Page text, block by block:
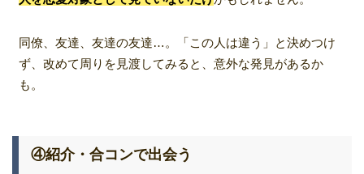
同僚、友達、友達の友達…。「この人は違う」と決めつけ
ず、改めて周りを見渡してみると、意外な発見があるか
も。
④紹介・合コンで出会う